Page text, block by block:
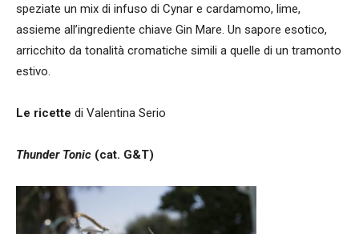
speziate un mix di infuso di Cynar e cardamomo, lime,
assieme all’ingrediente chiave Gin Mare. Un sapore esotico,
arricchito da tonalità cromatiche simili a quelle di un tramonto
estivo.
Le ricette di Valentina Serio
Thunder Tonic (cat. G&T)